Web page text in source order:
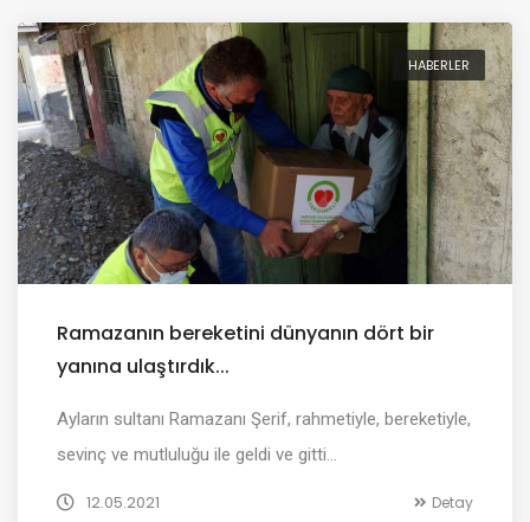
HABERLER
Ramazanın bereketini dünyanın dört bir
yanına ulaştırdık...
Ayların sultanı Ramazanı Şerif, rahmetiyle, bereketiyle,
sevinç ve mutluluğu ile geldi ve gitti…
12.05.2021 Detay